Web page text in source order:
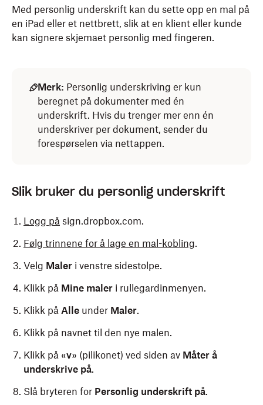
Med personlig underskrift kan du sette opp en mal på
en iPad eller et nettbrett, slik at en klient eller kunde
kan signere skjemaet personlig med fingeren.
Merk: Personlig underskriving er kun
beregnet på dokumenter med én
underskrift. Hvis du trenger mer enn én
underskriver per dokument, sender du
forespørselen via nettappen.
Slik bruker du personlig underskrift
Logg på sign.dropbox.com.
Følg trinnene for å lage en mal-kobling.
Velg Maler i venstre sidestolpe.
Klikk på Mine maler i rullegardinmenyen.
Klikk på Alle under Maler.
Klikk på navnet til den nye malen.
Klikk på «v» (pilikonet) ved siden av Måter å
underskrive på.
Slå bryteren for Personlig underskrift på.